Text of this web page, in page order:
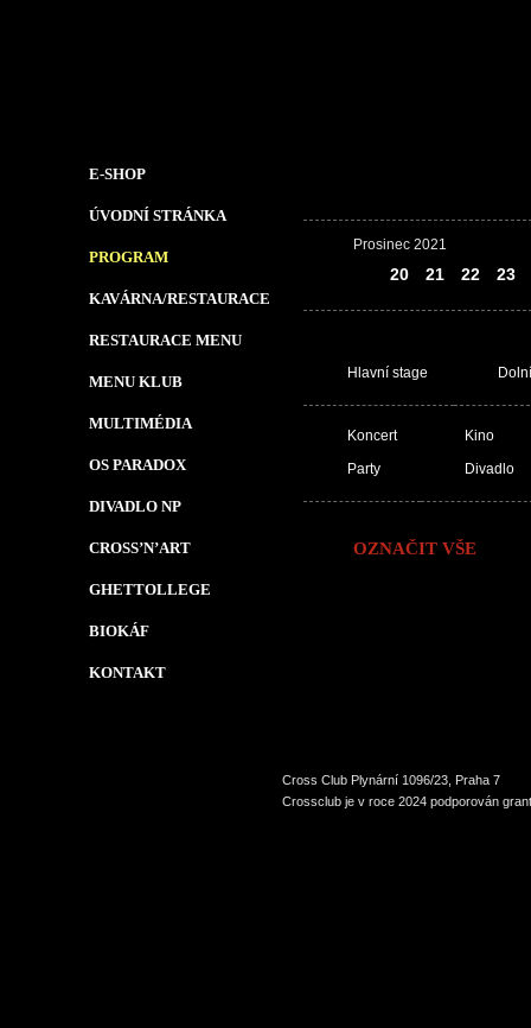
E-SHOP
ÚVODNÍ STRÁNKA
PROGRAM
KAVÁRNA/RESTAURACE
RESTAURACE MENU
MENU KLUB
MULTIMÉDIA
OS PARADOX
DIVADLO NP
CROSS’N’ART
GHETTOLLEGE
BIOKÁF
KONTAKT
Prosinec 2021
20 21 22 23
Hlavní stage
Koncert
Party
Kino
Divadlo
OZNAČIT VŠE
Cross Club Plynární 1096/23, Praha 7
Crossclub je v roce 2024 podporován